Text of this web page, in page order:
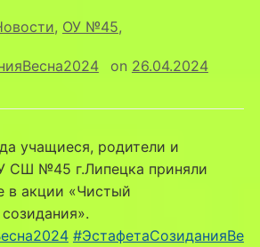
, ОУ №45,
on 26.04.2024
учащиеся, родители и
СШ №45 г.Липецка приняли
в акции «Чистый
#ЭстафетаСозиданияВе